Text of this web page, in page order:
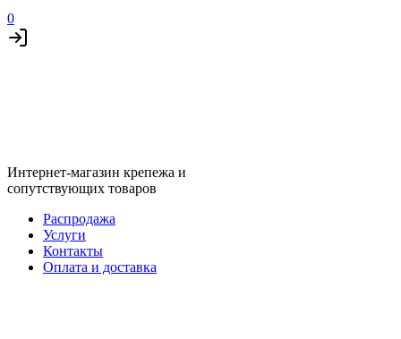
0
Интернет-магазин крепежа и
сопутствующих товаров
Распродажа
Услуги
Контакты
Оплата и доставка